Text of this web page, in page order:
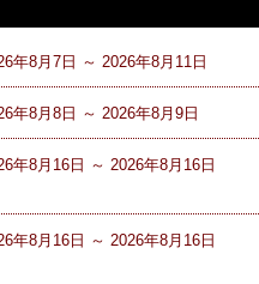
年8月7日 ～ 2026年8月11日
年8月8日 ～ 2026年8月9日
年8月16日 ～ 2026年8月16日
年8月16日 ～ 2026年8月16日